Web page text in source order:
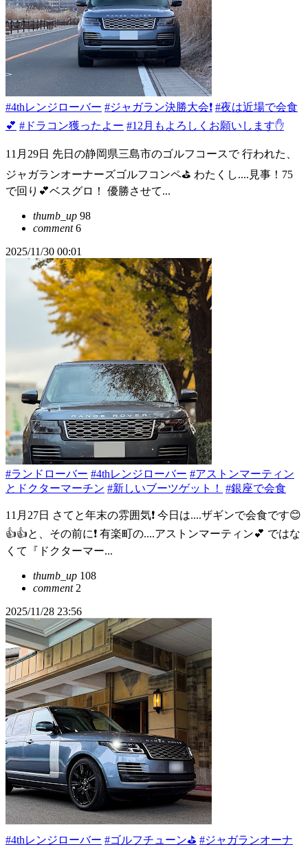
#4thレンジローバー #ジャガラン決勝大会❗️ #夜は近場で会食
💕 #ドラコン獲ったよー #12月もよろしくお願いします✋
11月29日 先日の静岡県三島市のゴルフコースで 行われた、
ジャガランオーナーズゴルフコンペ⛳️ わたくし....見事！75
で回り💕ベスグロ！ 優勝させて...
thumb_up 98
comment6
2025/11/30 00:01
#ランドローバー #4thレンジローバー #アストンマーティン
とドクターマーチン #新しいブーツゲット！ #銀座で会食
11月27日 さてと年末の雰囲気❗️ 今日は....ザギンで会食です😊
👍👍と、その前に❗️ 有楽町の....アストンマーティン💕 ではな
くて『ドクターマー...
thumb_up 108
comment2
2025/11/28 23:56
#4thレンジローバー #ゴルフチューン⛳ #ジャガランオーナ